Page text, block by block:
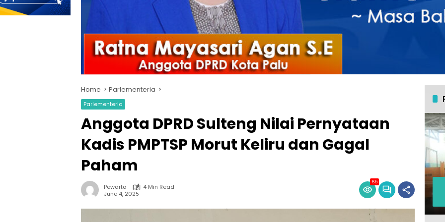
Home Parlementeria
Parlementeria
Anggota DPRD Sulteng Nilai Pernyataan
Kadis PMPTSP Morut Keliru dan Gagal
Paham
Pewarta
4 Min Read
June 4, 2025
65